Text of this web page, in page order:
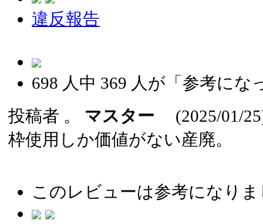
違反報告
698 人中 369 人が「参考にな
投稿者 。 マスター (2025/01/
枠使用しか価値がない産廃。
このレビューは参考になり